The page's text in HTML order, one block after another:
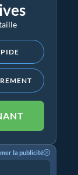
la publicité